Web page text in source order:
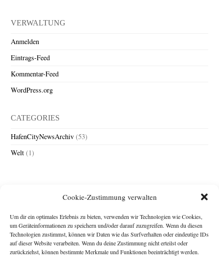
Cookie-Zustimmung verwalten
Um dir ein optimales Erlebnis zu bieten, verwenden wir Technologien wie Cookies,
um Geräteinformationen zu speichern und/oder darauf zuzugreifen. Wenn du diesen
Technologien zustimmst, können wir Daten wie das Surfverhalten oder eindeutige IDs
auf dieser Website verarbeiten. Wenn du deine Zustimmung nicht erteilst oder
zurückziehst, können bestimmte Merkmale und Funktionen beeinträchtigt werden.
VERWALTUNG
Anmelden
Eintrags-Feed
Kommentar-Feed
WordPress.org
CATEGORIES
HafenCityNewsArchiv (53)
Welt (1)
Impressum
Michael Baden,